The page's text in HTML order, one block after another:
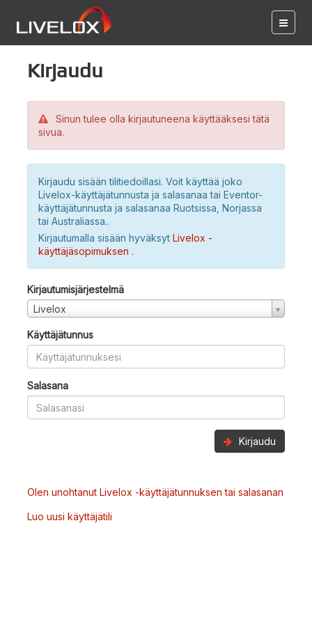
Kirjaudu
Sinun tulee olla kirjautuneena käyttääksesi tätä
sivua.
Kirjaudu sisään tilitiedoillasi. Voit käyttää joko
Livelox-käyttäjätunnusta ja salasanaa tai Eventor-
käyttäjätunnusta ja salasanaa Ruotsissa, Norjassa
tai Australiassa..
Kirjautumalla sisään hyväksyt Livelox -
käyttäjäsopimuksen .
Kirjautumisjärjestelmä
Livelox
Käyttäjätunnus
Salasana
Kirjaudu
Olen unohtanut Livelox -käyttäjätunnuksen tai salasanan
Luo uusi käyttäjätili